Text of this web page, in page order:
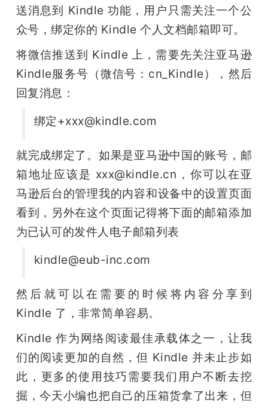
送消息到 Kindle 功能，用户只需关注一个公
众号，绑定你的 Kindle 个人文档邮箱即可。
将微信推送到 Kindle 上，需要先关注亚马逊
Kindle服务号（微信号：cn_Kindle），然后
回复消息：
绑定+xxx@kindle.com
就完成绑定了。如果是亚马逊中国的账号，邮
箱地址应该是 xxx@kindle.cn，你可以在亚
马逊后台的管理我的内容和设备中的设置页面
看到，另外在这个页面记得将下面的邮箱添加
为已认可的发件人电子邮箱列表
kindle@eub-inc.com
然后就可以在需要的时候将内容分享到
Kindle 了，非常简单容易。
Kindle 作为网络阅读最佳承载体之一，让我
们的阅读更加的自然，但 Kindle 并未止步如
此，更多的使用技巧需要我们用户不断去挖
掘，今天小编也把自己的压箱货拿了出来，但